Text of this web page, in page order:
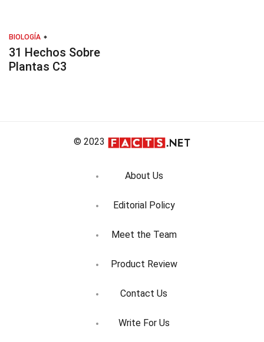
BIOLOGÍA
31 Hechos Sobre
Plantas C3
© 2023
About Us
Editorial Policy
Meet the Team
Product Review
Contact Us
Write For Us